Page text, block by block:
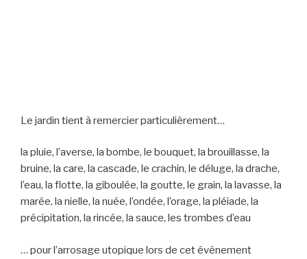
Le jardin tient à remercier particulièrement…
la pluie, l’averse, la bombe, le bouquet, la brouillasse, la
bruine, la care, la cascade, le crachin, le déluge, la drache,
l’eau, la flotte, la giboulée, la goutte, le grain, la lavasse, la
marée, la nielle, la nuée, l’ondée, l’orage, la pléiade, la
précipitation, la rincée, la sauce, les trombes d’eau
… pour l’arrosage utopique lors de cet événement